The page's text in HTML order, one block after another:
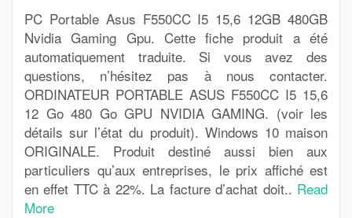
PC Portable Asus F550CC I5 15,6 12GB 480GB
Nvidia Gaming Gpu. Cette fiche produit a été
automatiquement traduite. Si vous avez des
questions, n’hésitez pas à nous contacter.
ORDINATEUR PORTABLE ASUS F550CC I5 15,6
12 Go 480 Go GPU NVIDIA GAMING. (voir les
détails sur l’état du produit). Windows 10 maison
ORIGINALE. Produit destiné aussi bien aux
particuliers qu’aux entreprises, le prix affiché est
en effet TTC à 22%. La facture d’achat doit.. Read
More